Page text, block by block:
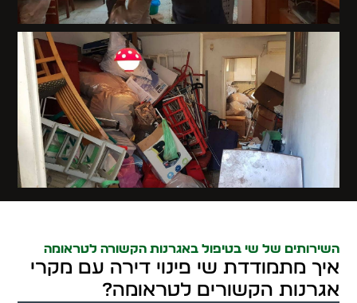
השירותים של שי בטיפול באגרנות הקשורה לטראומה
איך מתמודדת שי פינוי דירה עם מקרי
אגרנות הקשורים לטראומה?